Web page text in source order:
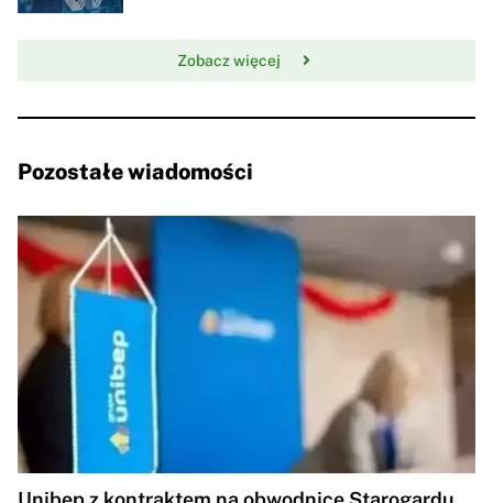
Zobacz więcej
Pozostałe wiadomości